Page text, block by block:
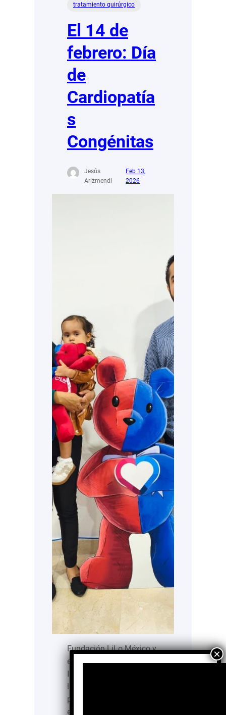
tratamiento quirúrgico
El 14 de
febrero: Día
de
Cardiopatía
s
Congénitas
Jesús
Arizmendi
Feb 13,
2026
Fundación LiLo México y
el Hospital Star Médica
paciente número 100 con
el programa “Manos al